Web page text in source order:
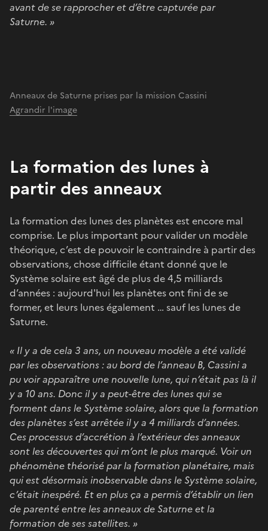
avant de se rapprocher et d’être capturée par
Saturne. »
Anneaux de Saturne prises par la mission Cassini
Agrandir l'image
La formation des lunes à
partir des anneaux
La formation des lunes des planètes est encore mal
comprise. Le plus important pour valider un modèle
théorique, c’est de pouvoir le contraindre à partir des
observations, chose difficile étant donné que le
Système solaire est âgé de plus de 4,5 milliards
d’années : aujourd'hui les planètes ont fini de se
former, et leurs lunes également … sauf les lunes de
Saturne.
« Il y a de cela 3 ans, un nouveau modèle a été validé
par les observations : au bord de l’anneau B, Cassini a
pu voir apparaître une nouvelle lune, qui n’était pas là il
y a 10 ans. Donc il y a peut-être des lunes qui se
forment dans le Système solaire, alors que la formation
des planètes s’est arrêtée il y a 4 milliards d’années.
Ces processus d’accrétion à l’extérieur des anneaux
sont les découvertes qui m’ont le plus marqué. Voir un
phénomène théorisé par la formation planétaire, mais
qui est désormais inobservable dans le Système solaire,
c’était inespéré. Et en plus ça a permis d’établir un lien
de parenté entre les anneaux de Saturne et la
formation de ses satellites. »